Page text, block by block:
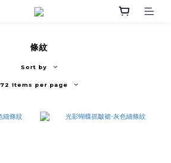
條紋
Sort by
72 Items per page